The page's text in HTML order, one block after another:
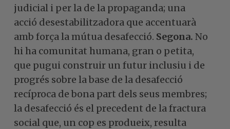
judicial i per la de la propaganda; una
acció desestabilitzadora que accentuarà
amb força la mútua desafecció. Segona. No
hi ha comunitat humana, gran o petita,
que pugui construir un futur inclusiu i de
progrés sobre la base de la desafecció
recíproca de bona part dels seus membres;
la desafecció és el precedent de la fractura
social que, un cop es produeix, resulta